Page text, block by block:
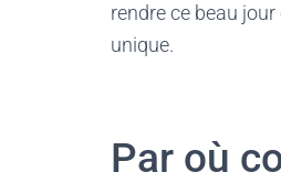
rendre ce beau
unique.
Par où